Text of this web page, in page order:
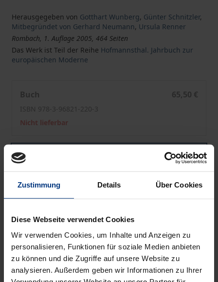
Zustimmung Details Über Cookies
Diese Webseite verwendet Cookies
Wir verwenden Cookies, um Inhalte und Anzeigen zu
personalisieren, Funktionen für soziale Medien anbieten
zu können und die Zugriffe auf unsere Website zu
analysieren. Außerdem geben wir Informationen zu Ihrer
Herausgegeben von Gotthart Wunberg, Günter Schnitzler,
Mitbegründet von Gerhard Neumann, Ursula Renner
Rombach, 1. Auflage 2005, 464 Seiten
Das Werk ist Teil der Reihe Hofmannsthal. Jahrbuch zur
europäischen Moderne
Buch
65,50 €
ISBN 978-3-96821-220-3
Nicht lieferbar
eBook
0,00 €
ISBN 978-3-96821-698-0
Lieferbar
Preisangaben inkl. MwSt. Abhängig von der Lieferadresse
Zur OpenAccess Version
Hinweise zu Versandkosten